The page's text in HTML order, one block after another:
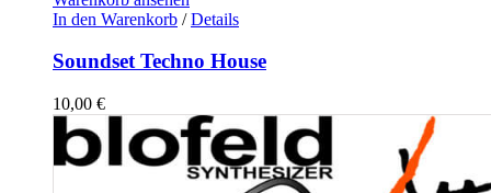
In den Warenkorb / Details
Soundset Techno House
10,00 €